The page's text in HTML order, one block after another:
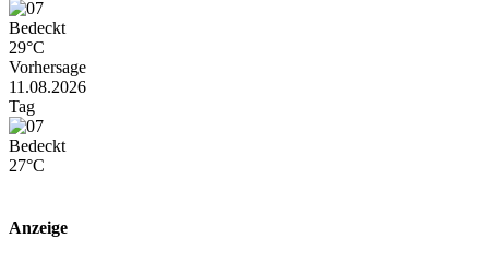
Bedeckt
29°C
Vorhersage
11.08.2026
Tag
Bedeckt
27°C
Anzeige